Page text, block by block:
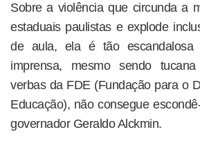
Sobre a violência que circunda a
estaduais paulistas e explode
de aula, ela é tão
imprensa, mesmo sendo
verbas da FDE (Fundação para o
Educação), não consegue
governador Geraldo Alckmin.